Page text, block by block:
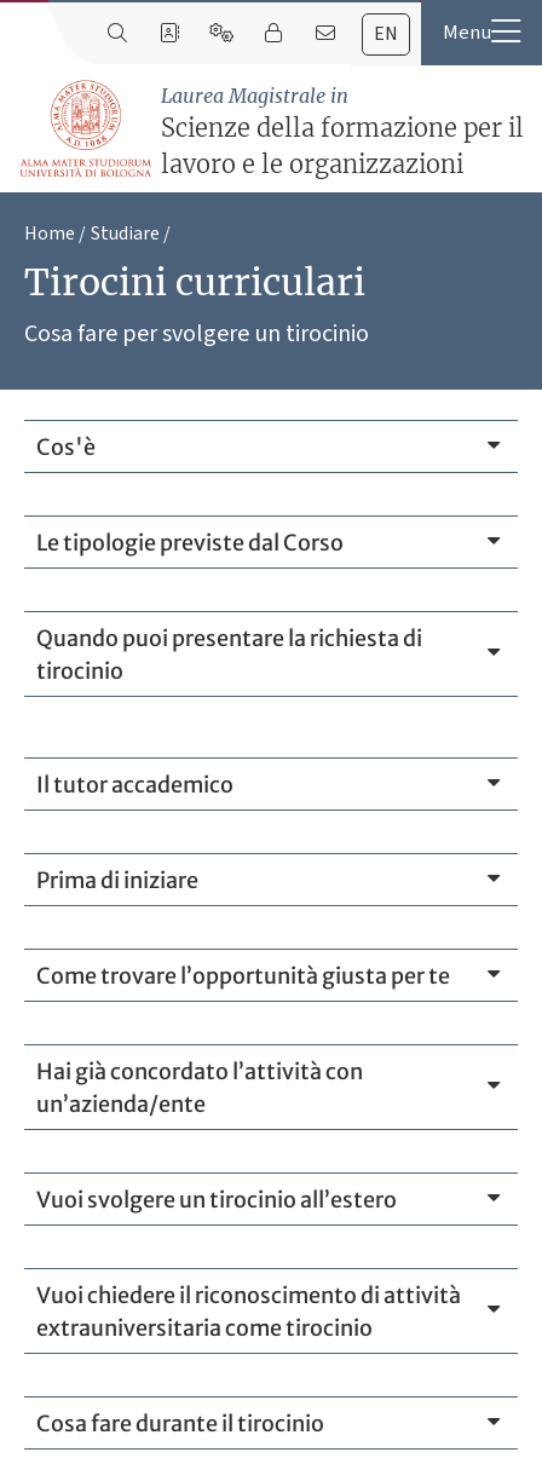
EN
Laurea Magistrale in
Scienze della formazione per il
lavoro e le organizzazioni
Home Studiare
Tirocini curriculari
Cosa fare per svolgere un tirocinio
Cos'è
Le tipologie previste dal Corso
Quando puoi presentare la richiesta di
tirocinio
Il tutor accademico
Prima di iniziare
Come trovare l’opportunità giusta per te
Hai già concordato l’attività con
un’azienda/ente
Vuoi svolgere un tirocinio all’estero
Vuoi chiedere il riconoscimento di attività
extrauniversitaria come tirocinio
Cosa fare durante il tirocinio